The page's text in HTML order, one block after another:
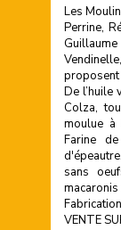
Les
Perrine,
De l’huile
Colza,
moulue
Farine
sans
VENTE